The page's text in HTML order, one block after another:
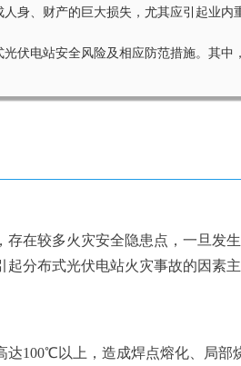
身、财产的巨大损失，尤其应引起业内
伏电站安全风险及相应防范措施。其中，
存在较多火灾安全隐患点，一旦发
分布式光伏电站火灾事故的因素主
100℃以上，造成焊点熔化、局部